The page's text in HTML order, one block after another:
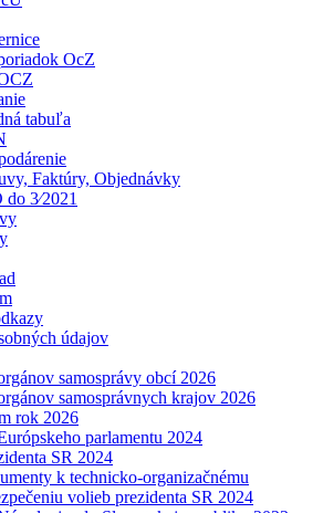
OcZ
tabuľa
Faktúry, Objednávky
do 3⁄2021
údajov
samosprávy obcí 2026
samosprávnych krajov 2026
rok 2026
parlamentu 2024
SR 2024
k technicko-organizačnému
volieb prezidenta SR 2024